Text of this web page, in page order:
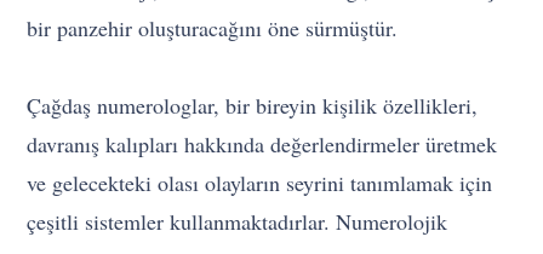
bir panzehir oluşturacağını öne sürmüştür.
Çağdaş numerologlar, bir bireyin kişilik özellikleri,
davranış kalıpları hakkında değerlendirmeler üretmek
ve gelecekteki olası olayların seyrini tanımlamak için
çeşitli sistemler kullanmaktadırlar. Numerolojik